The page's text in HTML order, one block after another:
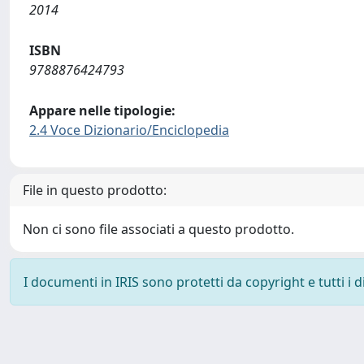
2014
ISBN
9788876424793
Appare nelle tipologie:
2.4 Voce Dizionario/Enciclopedia
File in questo prodotto:
Non ci sono file associati a questo prodotto.
I documenti in IRIS sono protetti da copyright e tutti i